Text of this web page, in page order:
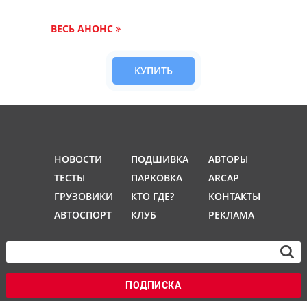
ВЕСЬ АНОНС
КУПИТЬ
НОВОСТИ
ТЕСТЫ
ГРУЗОВИКИ
АВТОСПОРТ
ПОДШИВКА
ПАРКОВКА
КТО ГДЕ?
КЛУБ
АВТОРЫ
ARCAP
КОНТАКТЫ
РЕКЛАМА
ПОДПИСКА